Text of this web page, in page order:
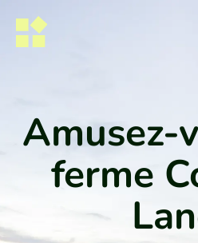
Amusez-
ferme